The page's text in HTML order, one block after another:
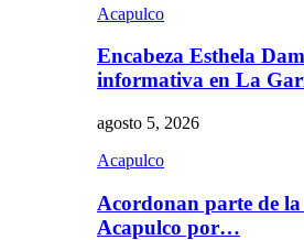
Acapulco
Encabeza Esthela
informativa en La
agosto 5, 2026
Acapulco
Acordonan parte de
Acapulco por…